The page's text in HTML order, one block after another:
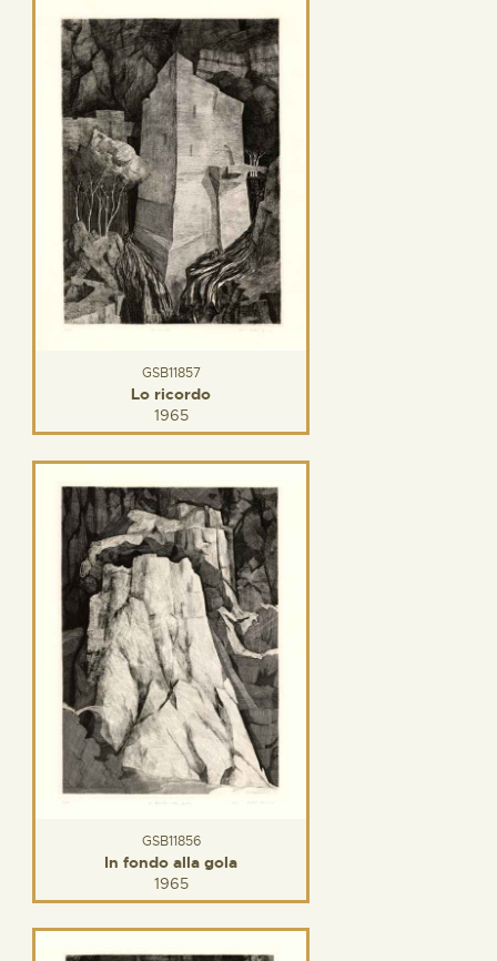
GSB11857
Lo ricordo
1965
GSB11856
In fondo alla gola
1965